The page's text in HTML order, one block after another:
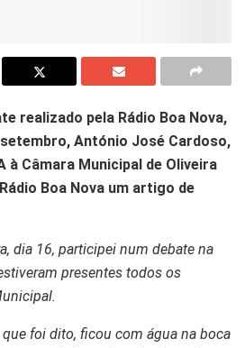
realizado pela Rádio Boa Nova,
António José Cardoso,
à Câmara Municipal de Oliveira
Boa Nova um artigo de
dia 16, participei num debate na
presentes todos os
foi dito, ficou com água na boca